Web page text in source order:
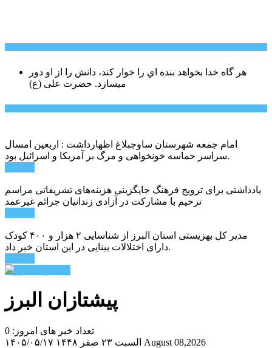
هر گاه خدا بخواهد بنده اي را خوار كند، دانش را از او دور
میسازد. حضرت علی (ع)
امام جمعه شهرستان ساوجبلاغ اظهارداشت : اربعین امسال
سراسر حماسه خونخواهی و مرگ بر آمریکا و اسرائیل بود.
یادداشتی برای ترویج فرهنگ جایگزینی هزینه‌های تشریفاتی مراسم
ترحیم با مشارکت در آزادی زندانیان جرائم غیرعمد
مدیر کل بهزیستی استان البرز از شناسایی ۲ هزار و ۴۰۰ کودک
دارای اختلالات بینایی در این استان خبر داد.
پیشتازان البرز
تعداد خبر های امروز: 0
۱۴۰۵/۰۵/۱۷
السبت ۲۳ صفر ۱۴۴۸ August 08,2026